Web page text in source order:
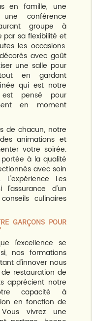
en famille, une
conférence
groupe à
par sa flexibilité et
les occasions.
avec goût
une salle pour
en gardant
qui est notre
pensé pour
en moment
de chacun, notre
animations et
votre soirée.
à la qualité
avec soin
Les
l'assurance d'un
culinaires
GARÇONS POUR
l'excellence se
nos formations
d'innover nous
restauration de
apprécient notre
capacité à
en fonction de
vivrez une